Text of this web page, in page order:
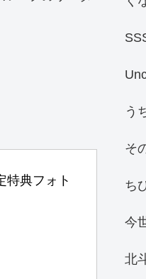
特典フォト
う
そ
ち
今
北